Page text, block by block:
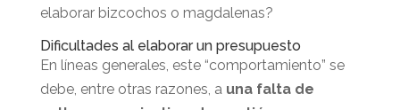
elaborar bizcochos o magdalenas?
Dificultades al elaborar un presupuesto
En líneas generales, este “comportamiento” se
debe, entre otras razones, a una falta de